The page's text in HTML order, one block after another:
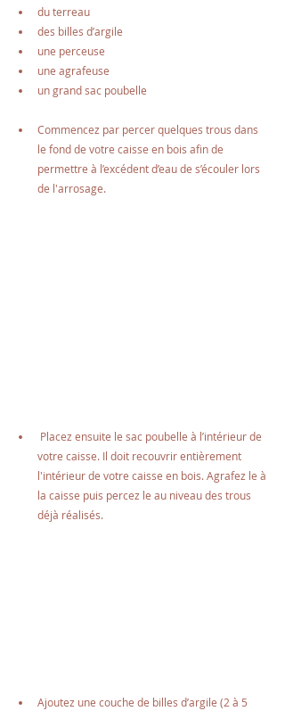
du terreau
des billes d’argile
une perceuse
une agrafeuse
un grand sac poubelle
Commencez par percer quelques trous dans
le fond de votre caisse en bois afin de
permettre à l’excédent d’eau de s’écouler lors
de l'arrosage.
votre caisse. Il doit recouvrir entièrement
l'intérieur de votre caisse en bois. Agrafez le à
la caisse puis percez le au niveau des trous
déjà réalisés.
Ajoutez une couche de billes d’argile (2 à 5